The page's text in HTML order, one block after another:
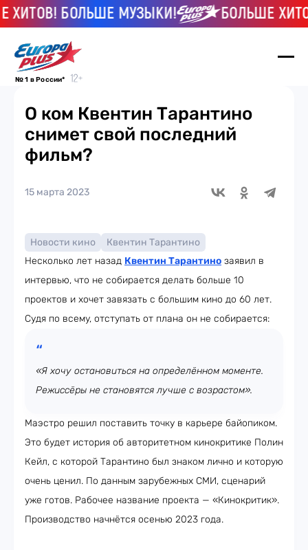
БОЛЬШЕ МУЗЫКИ! БОЛЬШЕ
№ 1 в России*
О ком Квентин Тарантино
снимет свой последний
фильм?
15 марта 2023
Новости кино
Квентин Тарантино
Несколько лет назад Квентин Тарантино заявил в
интервью, что не собирается делать больше 10
проектов и хочет завязать с большим кино до 60 лет.
Судя по всему, отступать от плана он не собирается:
«Я хочу остановиться на определённом моменте.
Режиссёры не становятся лучше с возрастом».
Маэстро решил поставить точку в карьере байопиком.
Это будет история об авторитетном кинокритике Полин
Кейл, с которой Тарантино был знаком лично и которую
очень ценил. По данным зарубежных СМИ, сценарий
уже готов. Рабочее название проекта — «Кинокритик».
Производство начнётся осенью 2023 года.